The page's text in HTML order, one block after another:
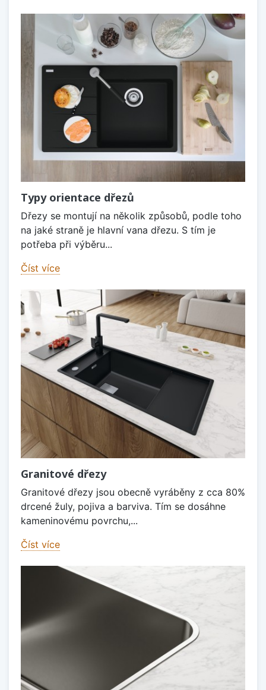
Typy orientace dřezů
Dřezy se montují na několik způsobů, podle toho
na jaké straně je hlavní vana dřezu. S tím je
potřeba při výběru...
Číst více
Granitové dřezy
Granitové dřezy jsou obecně vyráběny z cca 80%
drcené žuly, pojiva a barviva. Tím se dosáhne
kameninovému povrchu,...
Číst více